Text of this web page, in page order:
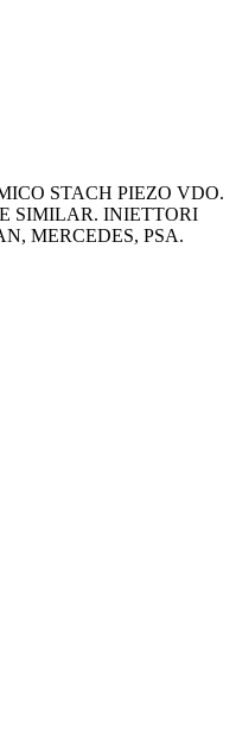
STACH PIEZO VDO.
SIMILAR. INIETTORI
MERCEDES, PSA.